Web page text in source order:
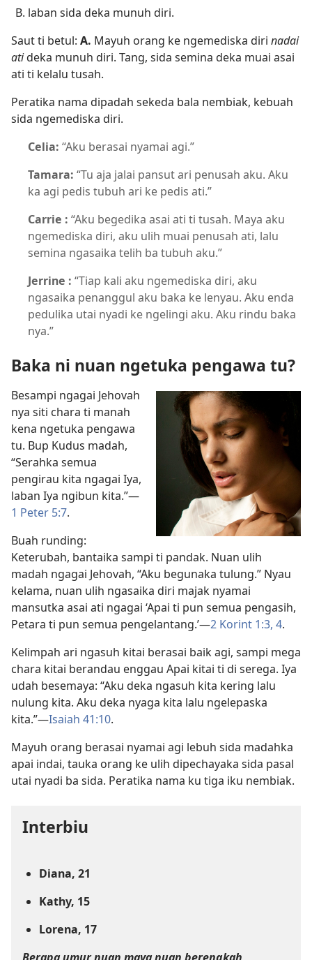
laban sida deka munuh diri.
Saut ti betul: A. Mayuh orang ke ngemediska diri nadai
atideka munuh diri. Tang, sida semina deka muai asai
ati ti kelalu tusah.
Peratika nama dipadah sekeda bala nembiak, kebuah
sida ngemediska diri.
Celia: “Aku berasai nyamai agi.”
Tamara: “Tu aja jalai pansut ari penusah aku. Aku
ka agi pedis tubuh ari ke pedis ati.”
Carrie : “Aku begedika asai ati ti tusah. Maya aku
ngemediska diri, aku ulih muai penusah ati, lalu
semina ngasaika telih ba tubuh aku.”
Jerrine : “Tiap kali aku ngemediska diri, aku
ngasaika penanggul aku baka ke lenyau. Aku enda
pedulika utai nyadi ke ngelingi aku. Aku rindu baka
nya.”
Baka ni nuan ngetuka pengawa tu?
Besampi ngagai Jehovah
nya siti chara ti manah
kena ngetuka pengawa
tu. Bup Kudus madah,
“Serahka semua
pengirau kita ngagai Iya,
laban Iya ngibun kita.”—
1 Peter 5:7.
Buah runding:
Keterubah, bantaika sampi ti pandak. Nuan ulih
madah ngagai Jehovah, “Aku begunaka tulung.” Nyau
kelama, nuan ulih ngasaika diri majak nyamai
mansutka asai ati ngagai ‘Apai ti pun semua pengasih,
Petara ti pun semua pengelantang.’—2 Korint 1:3, 4.
Kelimpah ari ngasuh kitai berasai baik agi, sampi mega
chara kitai berandau enggau Apai kitai ti di serega. Iya
udah besemaya: “Aku deka ngasuh kita kering lalu
nulung kita. Aku deka nyaga kita lalu ngelepaska
kita.”—Isaiah 41:10.
Mayuh orang berasai nyamai agi lebuh sida madahka
apai indai, tauka orang ke ulih dipechayaka sida pasal
utai nyadi ba sida. Peratika nama ku tiga iku nembiak.
Interbiu
Diana, 21
Kathy, 15
Lorena, 17